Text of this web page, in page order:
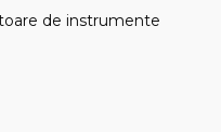
de instrumente